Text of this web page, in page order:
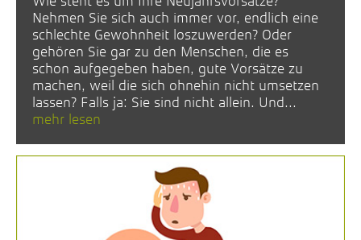
Nehmen Sie sich auch immer vor, endlich eine
schlechte Gewohnheit loszuwerden? Oder
gehören Sie gar zu den Menschen, die es
schon aufgegeben haben, gute Vorsätze zu
machen, weil die sich ohnehin nicht umsetzen
lassen? Falls ja: Sie sind nicht allein. Und...
mehr lesen